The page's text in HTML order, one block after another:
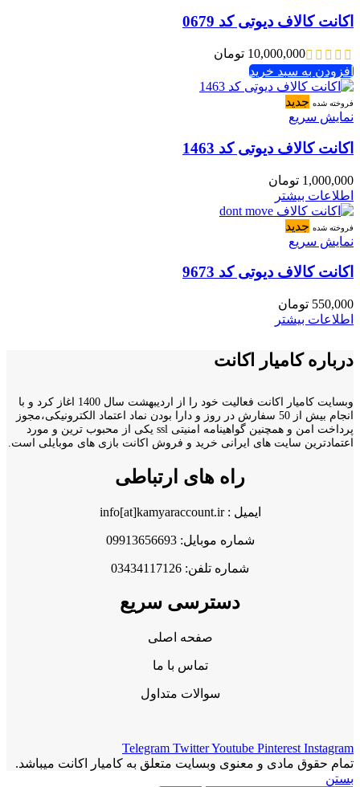
اکانت کالاف دیوتی کد 0679
10,000,000 تومان
افزودن به سبد خرید
فروخته شده جدید
نمایش سریع
اکانت کالاف دیوتی کد 1463
1,000,000 تومان
اطلاعات بیشتر
فروخته شده جدید
نمایش سریع
اکانت کالاف دیوتی کد 9673
550,000 تومان
اطلاعات بیشتر
درباره کامیار اکانت
وبسایت کامیار اکانت فعالیت خود را از اردیبهشت سال 1400 اغاز کرد و با
انجام بیش از 50 سفارش در روز و دارا بودن نماد اعتماد الکترونیکی،مجوز
پرداخت امن و همچنین گواهینامه امنیتی ssl یکی از محبوب ترین و مورد
اعتمادترین سایت های ایرانی خرید و فروش اکانت بازی های موبایلی است.
راه های ارتباطی
ایمیل : info[at]kamyaraccount.ir
شماره موبایل: 09913656693
شماره تلفن: 03434117126
دسترسی سریع
صفحه اصلی
تماس با ما
سوالات متداول
Telegram TwitterYoutube Pinterest Instagram
تمام حقوق مادی و معنوی وبسایت متعلق به کامیار اکانت میباشد.
بستن